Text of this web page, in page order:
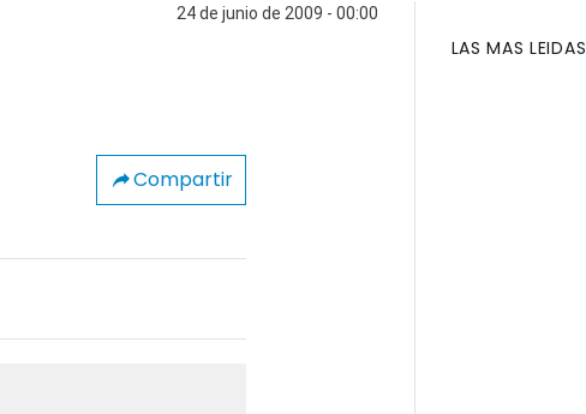
24 de junio de 2009 - 00:00
Compartir
LAS MAS LEIDAS